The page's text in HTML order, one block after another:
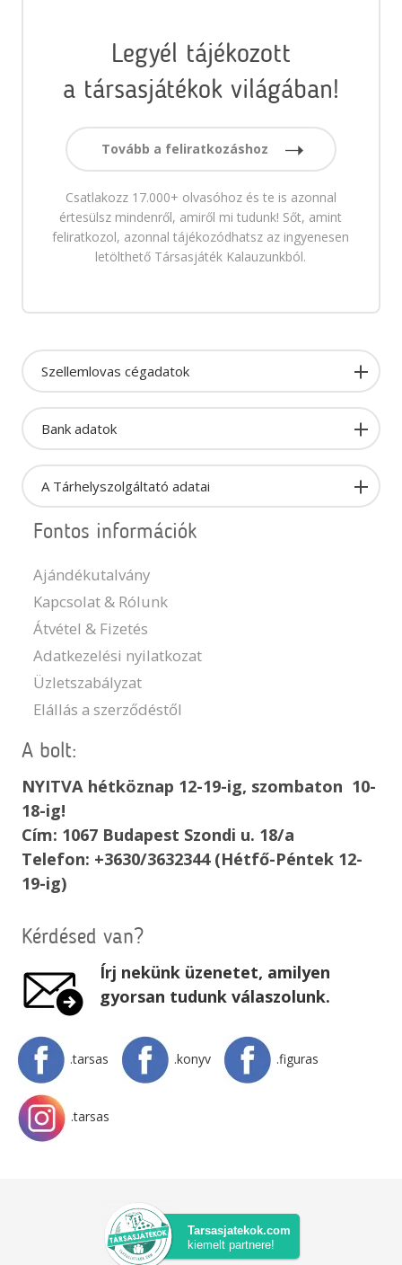
Legyél tájékozott
a társasjátékok világában!
Tovább a feliratkozáshoz
Csatlakozz 17.000+ olvasóhoz és te is azonnal
értesülsz mindenről, amiről mi tudunk! Sőt, amint
feliratkozol, azonnal tájékozódhatsz az ingyenesen
letölthető Társasjáték Kalauzunkból.
Szellemlovas cégadatok
Bank adatok
A Tárhelyszolgáltató adatai
Fontos információk
Ajándékutalvány
Kapcsolat & Rólunk
Átvétel & Fizetés
Adatkezelési nyilatkozat
Üzletszabályzat
Elállás a szerződéstől
A bolt:
NYITVA hétköznap 12-19-ig, szombaton 10-
18-ig!
Cím: 1067 Budapest Szondi u. 18/a
Telefon: +3630/3632344 (Hétfő-Péntek 12-
19-ig)
Kérdésed van?
Írj nekünk üzenetet, amilyen
gyorsan tudunk válaszolunk.
.tarsas .konyv .figuras
.tarsas
Tarsasjatekok.com
kiemelt partnere!